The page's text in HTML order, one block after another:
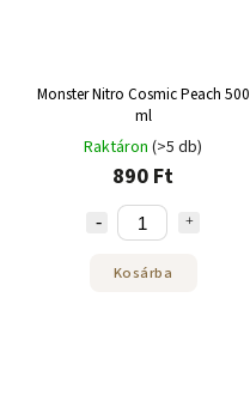
Monster Nitro Cosmic Peach 500
ml
Raktáron (>5 db)
890 Ft
Kosárba